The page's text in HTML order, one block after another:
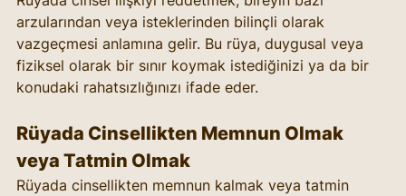
arzularından veya isteklerinden bilinçli olarak
vazgeçmesi anlamına gelir. Bu rüya, duygusal veya
fiziksel olarak bir sınır koymak istediğinizi ya da bir
konudaki rahatsızlığınızı ifade eder.
Rüyada Cinsellikten Memnun Olmak
veya Tatmin Olmak
Rüyada cinsellikten memnun kalmak veya tatmin